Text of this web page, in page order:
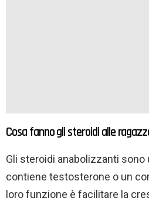
Cosa fanno gli steroidi alle
Gli steroidi anabolizzanti
contiene testosterone o un
loro funzione è facilitare la